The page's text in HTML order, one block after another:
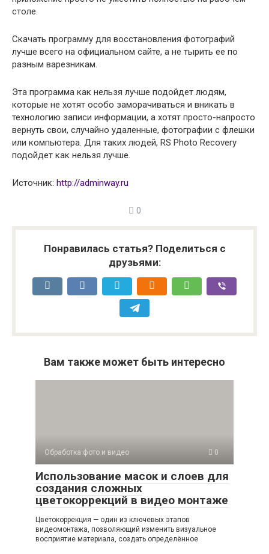
столе.
Cкачать программу для восстановления фотографий
лучше всего на официальном сайте, а не тырить ее по
разным варезникам.
Эта программа как нельзя лучше подойдет людям,
которые не хотят особо заморачиваться и вникать в
технологию записи информации, а хотят просто-напросто
вернуть свои, случайно удаленные, фотографии с флешки
или компьютера. Для таких людей, RS Photo Recovery
подойдет как нельзя лучше.
Источник: http://adminway.ru
0
Понравилась статья? Поделиться с
друзьями:
Вам также может быть интересно
Обработка фото и видео 0
Использование масок и слоев для
создания сложных
цветокоррекций в видео монтаже
Цветокоррекция — один из ключевых этапов
видеомонтажа, позволяющий изменить визуальное
восприятие материала, создать определённое